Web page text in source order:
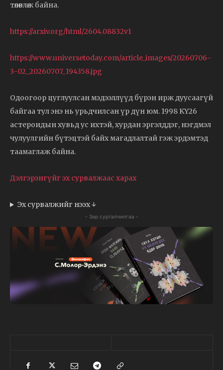
төлөвлөж байна.
https://arxiv.org/html/2604.08832v1
https://www.universetoday.com/article_images/20260706-
3-02_20260707_194358.jpg
Одоогоор цуглуулсан мэдээллүүд бүрэн ирж дуусаагүй
байгаа тул энэ нь урьдчилсан үр дүн юм. 1998 KY26
астероидын хувьд ус ихтэй, хурдан эргэлддэг, нэгдмэл
чулуулгийн бүтэцтэй байх магадлалтай гэж эрдэмтэд
таамаглаж байна.
Дэлгэрэнгүйг эх сурвалжаас харах
Эх сурвалжийг нээх ↓
- Зар сурталчилгаа -